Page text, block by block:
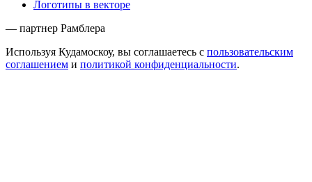
Логотипы в векторе
— партнер Рамблера
Используя Кудамоскоу, вы соглашаетесь с пользовательским
соглашением и политикой конфиденциальности.